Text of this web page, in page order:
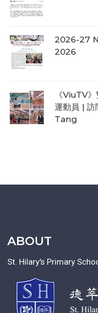
2026-27
2026
《ViuTV
運動員 |
Tang
ABOUT
St. Hilary's Primary